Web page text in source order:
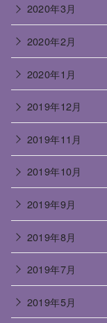
2020年3月
2020年2月
2020年1月
2019年12月
2019年11月
2019年10月
2019年9月
2019年8月
2019年7月
2019年5月